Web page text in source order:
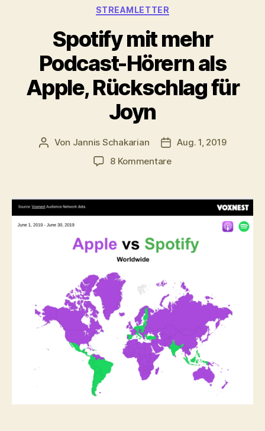
Kategorien
STREAMLETTER
Spotify mit mehr
Podcast-Hörern als
Apple, Rückschlag für
Joyn
Beitragsautor
Von Jannis Schakarian
Aug. 1, 2019
8 Kommentarezu
mehr
Podcast-
als
Apple,
Joyn